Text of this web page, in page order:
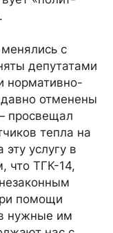
с
депутатами
нормативно-
отменены
просвещал
тепла на
эту услугу в
что ТГК-14,
помощи
нужные им